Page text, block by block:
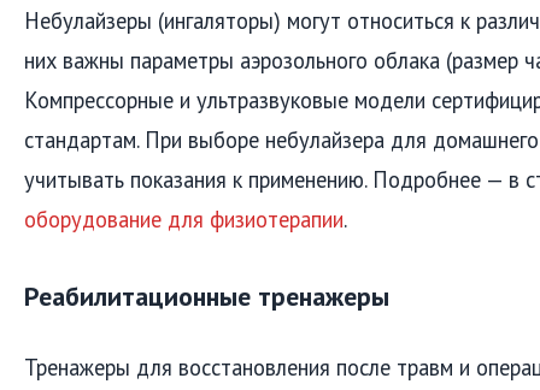
Небулайзеры (ингаляторы) могут относиться к
них важны параметры аэрозольного облака (размер
Компрессорные и ультразвуковые модели
стандартам. При выборе небулайзера для
учитывать показания к применению. Подробнее — в
оборудование для физиотерапии.
Реабилитационные тренажеры
Тренажеры для восстановления после травм и